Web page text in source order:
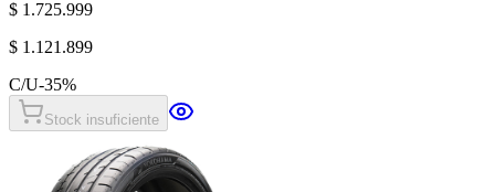
$ 1.725.999
$ 1.121.899
C/U-35%
Stock insuficiente